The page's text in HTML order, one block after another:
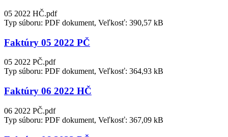
05 2022 HČ.pdf
Typ súboru: PDF dokument, Veľkosť: 390,57 kB
Faktúry 05 2022 PČ
05 2022 PČ.pdf
Typ súboru: PDF dokument, Veľkosť: 364,93 kB
Faktúry 06 2022 HČ
06 2022 PČ.pdf
Typ súboru: PDF dokument, Veľkosť: 367,09 kB